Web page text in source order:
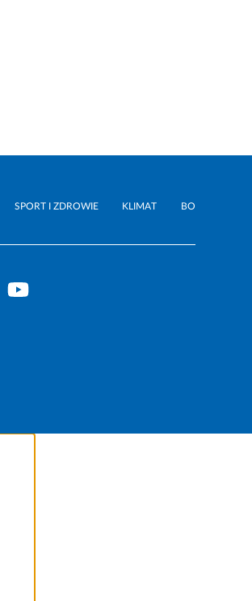
SPORT I ZDROWIE KLIMAT BO